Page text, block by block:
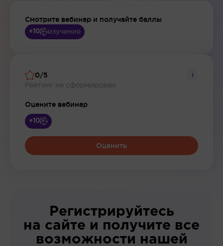
Смотрите вебинар и получайте баллы
+10 изучение
0/5
Рейтинг не сформирован
i
Оцените вебинар
+10
Оценить
Регистрируйтесь
на сайте и получите все
возможности нашей